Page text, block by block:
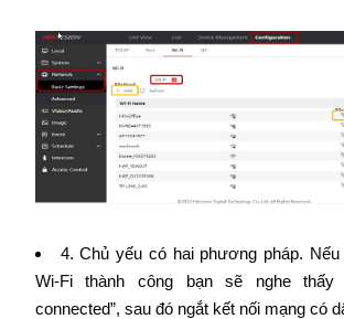
4. Chủ yếu có hai phương pháp.
Wi-Fi thành công bạn sẽ nghe thấy
connected”, sau đó ngắt kết nối mạng có